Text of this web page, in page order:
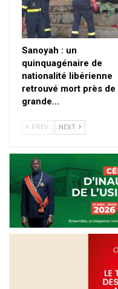
Sanoyah : un
quinquagénaire de
nationalité libérienne
retrouvé mort près de
grande…
PREV NEXT